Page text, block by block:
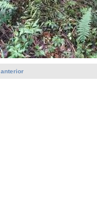
anterior